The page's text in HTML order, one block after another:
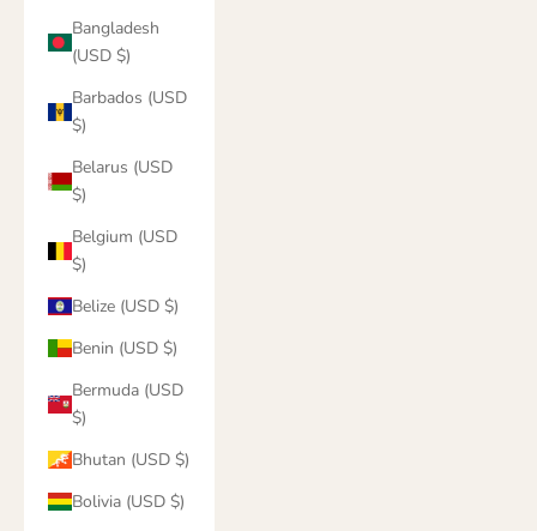
Bangladesh
(USD $)
Barbados (USD
$)
Belarus (USD
$)
Belgium (USD
$)
Belize (USD $)
Benin (USD $)
Bermuda (USD
$)
Bhutan (USD $)
Bolivia (USD $)